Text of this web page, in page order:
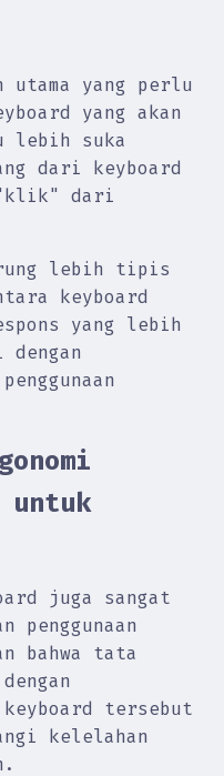
utama yang perlu
yang akan
lebih suka
dari keyboard
"klik" dari
lebih tipis
keyboard
yang lebih
untuk
juga sangat
penggunaan
bahwa tata
keyboard tersebut
kelelahan